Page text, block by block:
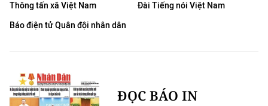
Thông tấn xã Việt Nam
Đài Tiếng nói Việt Nam
Báo điện tử Quân đội nhân dân
ĐỌC BÁO IN